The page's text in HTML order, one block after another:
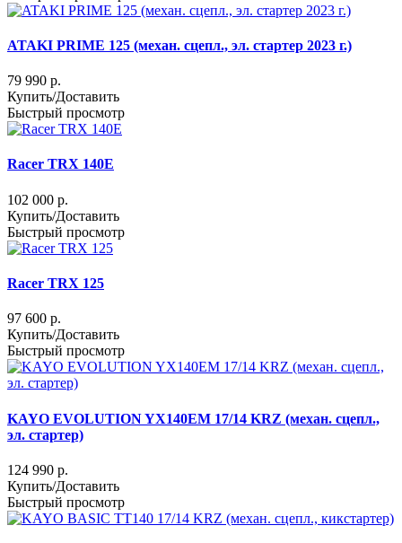
ATAKI PRIME 125 (механ. сцепл., эл. стартер 2023 г.)
79 990 р.
Купить/Доставить
Быстрый просмотр
Racer TRX 140E
102 000 р.
Купить/Доставить
Быстрый просмотр
Racer TRX 125
97 600 р.
Купить/Доставить
Быстрый просмотр
KAYO EVOLUTION YX140EM 17/14 KRZ (механ. сцепл.,
эл. стартер)
124 990 р.
Купить/Доставить
Быстрый просмотр